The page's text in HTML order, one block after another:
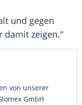
und gegen
damit zeigen."
von unserer
GmbH